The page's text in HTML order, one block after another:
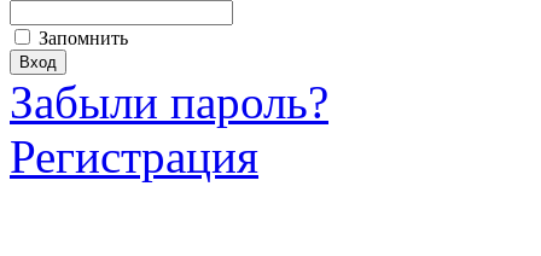
Запомнить
Забыли пароль?
Регистрация